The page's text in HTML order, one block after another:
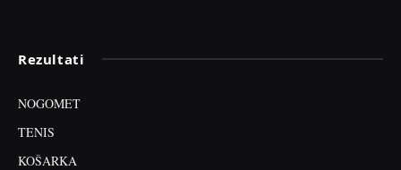
Rezultati
NOGOMET
TENIS
KOŠARKA